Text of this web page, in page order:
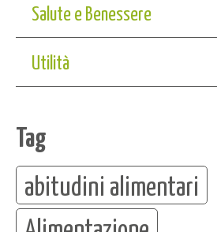
Salute e Benessere
Utilità
Tag
abitudini alimentari